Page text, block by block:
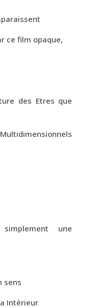
ce film opaque,
des Etres que
une
sens
Intérieur